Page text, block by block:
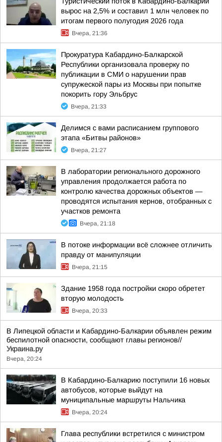
вырос на 2,5% и составил 1 млн человек по
итогам первого полугодия 2026 года
Вчера, 21:36
Прокуратура Кабардино-Балкарской
Республики организовала проверку по
публикации в СМИ о нарушении прав
супружеской пары из Москвы при попытке
покорить гору Эльбрус
Вчера, 21:33
Делимся с вами расписанием группового
этапа «Битвы районов»
Вчера, 21:27
В лаборатории регионального дорожного
управления продолжается работа по
контролю качества дорожных объектов —
проводятся испытания кернов, отобранных с
участков ремонта
Вчера, 21:18
В потоке информации всё сложнее отличить
правду от манипуляции
Вчера, 21:15
Здание 1958 года постройки скоро обретет
вторую молодость
Вчера, 20:33
В Липецкой области и Кабардино-Балкарии объявлен режим
беспилотной опасности, сообщают главы регионов//
Украина.ру
Вчера, 20:24
В Кабардино-Балкарию поступили 16 новых
автобусов, которые выйдут на
муниципальные маршруты Нальчика
Вчера, 20:24
Глава республики встретился с министром